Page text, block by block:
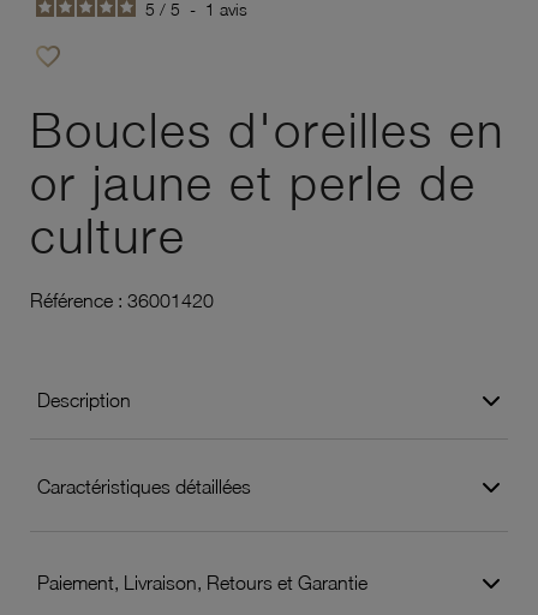
5 / 5 - 1 avis
favorite_border
Boucles d'oreilles en
or jaune et perle de
culture
Référence : 36001420
Description
Caractéristiques détaillées
Paiement, Livraison, Retours et Garantie